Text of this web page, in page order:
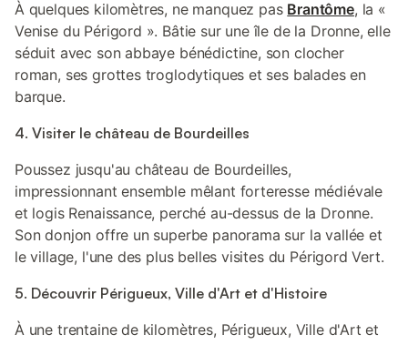
À quelques kilomètres, ne manquez pas Brantôme, la «
Venise du Périgord ». Bâtie sur une île de la Dronne, elle
séduit avec son abbaye bénédictine, son clocher
roman, ses grottes troglodytiques et ses balades en
barque.
4. Visiter le château de Bourdeilles
Poussez jusqu'au château de Bourdeilles,
impressionnant ensemble mêlant forteresse médiévale
et logis Renaissance, perché au-dessus de la Dronne.
Son donjon offre un superbe panorama sur la vallée et
le village, l'une des plus belles visites du Périgord Vert.
5. Découvrir Périgueux, Ville d'Art et d'Histoire
À une trentaine de kilomètres, Périgueux, Ville d'Art et